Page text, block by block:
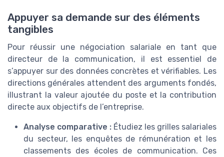
Appuyer sa demande sur des éléments
tangibles
Pour réussir une négociation salariale en tant que
directeur de la communication, il est essentiel de
s’appuyer sur des données concrètes et vérifiables. Les
directions générales attendent des arguments fondés,
illustrant la valeur ajoutée du poste et la contribution
directe aux objectifs de l’entreprise.
Analyse comparative : Étudiez les grilles salariales
du secteur, les enquêtes de rémunération et les
classements des écoles de communication. Ces